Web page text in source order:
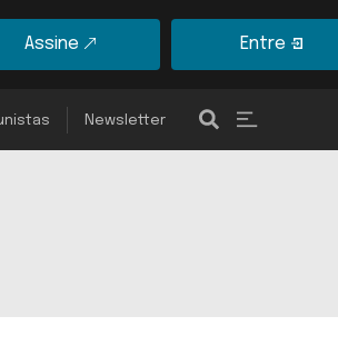
Assine Entre
Newsletter